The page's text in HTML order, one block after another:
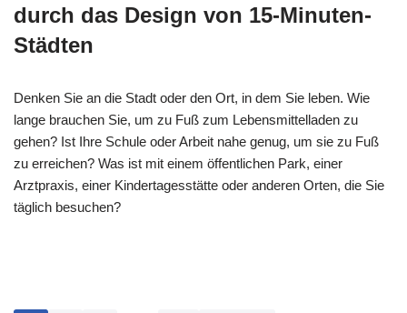
durch das Design von 15-Minuten-
Städten
Denken Sie an die Stadt oder den Ort, in dem Sie leben. Wie
lange brauchen Sie, um zu Fuß zum Lebensmittelladen zu
gehen? Ist Ihre Schule oder Arbeit nahe genug, um sie zu Fuß
zu erreichen? Was ist mit einem öffentlichen Park, einer
Arztpraxis, einer Kindertagesstätte oder anderen Orten, die Sie
täglich besuchen?